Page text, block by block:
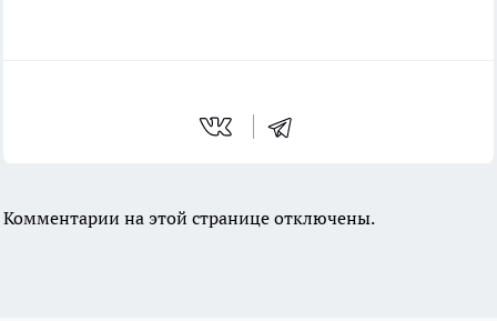
Комментарии на этой странице отключены.